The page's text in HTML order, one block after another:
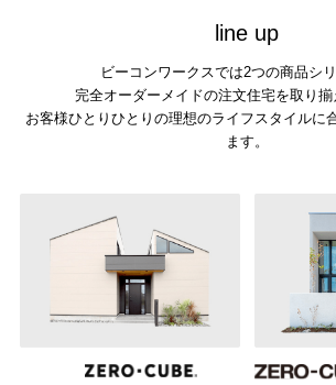
ine up
ビーコンワークスでは2つの商品シリ
完全オーダーメイドの注文住宅を取り揃
お客様ひとりひとりの理想のライフスタイルに
ます。